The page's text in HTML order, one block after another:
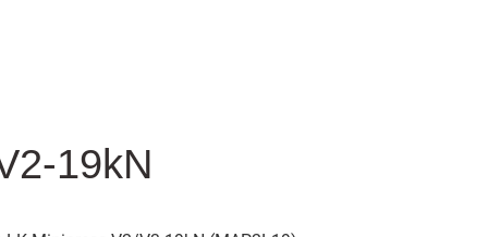
19kN